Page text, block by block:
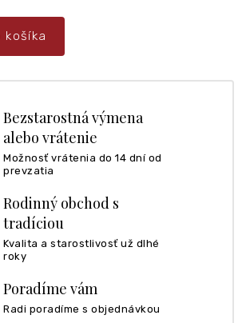
košíka
Bezstarostná výmena
alebo vrátenie
Možnosť vrátenia do 14 dní od
prevzatia
Rodinný obchod s
tradíciou
Kvalita a starostlivosť už dlhé
roky
Poradíme vám
Radi poradíme s objednávkou